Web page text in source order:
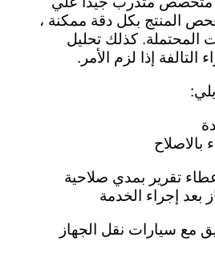
المنتج بكل دقة ممكنة ،
المحتملة. كذلك تحليل
إذا لزم الأمر.
بالاصلاح
تقرير بمدي صلاحية
إجراء الخدمة
مع سيارات نقل الجهاز